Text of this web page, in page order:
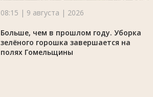
08:15 | 9 августа | 2026
Больше, чем в прошлом году. Уборка
зелёного горошка завершается на
полях Гомельщины